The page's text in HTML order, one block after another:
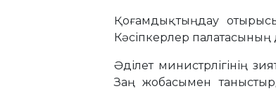
Қоғамдық тыңдау
Кәсіпкерлер
Әділет министрлігінің
Заң жобасымен